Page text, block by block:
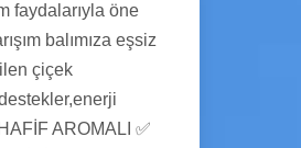
faydalarıyla öne
balımıza eşsiz
çiçek
AROMALI ✅